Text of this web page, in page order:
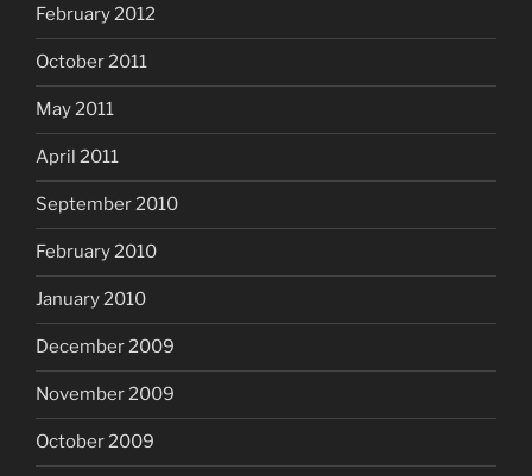
February 2012
October 2011
May 2011
April 2011
September 2010
February 2010
January 2010
December 2009
November 2009
October 2009